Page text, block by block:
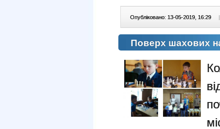
Опубліковано: 13-05-2019, 16:29 |
Поверх шахових